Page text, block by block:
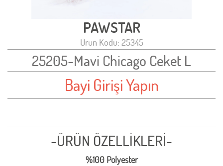
PAWSTAR
Ürün Kodu: 25345
25205-Mavi Chicago Ceket L
Bayi Girişi Yapın
-ÜRÜN ÖZELLİKLERİ-
%100 Polyester